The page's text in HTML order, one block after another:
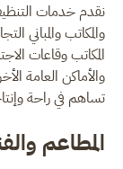
نقدم خدمات
والمكاتب والمباني
المكاتب وقاعات
والأماكن العامة
تساهم في راحة
المطاعم